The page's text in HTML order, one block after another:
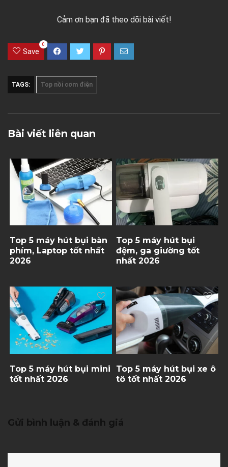
Cảm ơn bạn đã theo dõi bài viết!
Save
0
TAGS: Top nồi cơm điện
Bài viết liên quan
Top 5 máy hút bụi bàn
phím, Laptop tốt nhất
2026
Top 5 máy hút bụi
đệm, ga giường tốt
nhất 2026
Top 5 máy hút bụi mini
tốt nhất 2026
Top 5 máy hút bụi xe ô
tô tốt nhất 2026
Gửi bình luận & đánh giá